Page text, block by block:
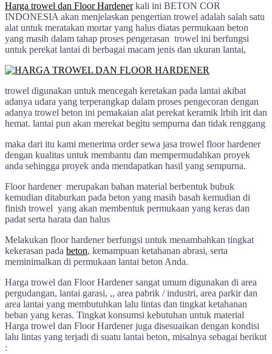
Harga trowel dan Floor Hardenerkali ini BETON COR
INDONESIA akan menjelaskan pengertian trowel adalah salah satu
alat untuk meratakan mortar yang halus diatas permukaan beton
yang masih dalam tahap proses pengerasan trowel ini berfungsi
untuk perekat lantai di berbagai macam jenis dan ukuran lantai,
trowel digunakan untuk mencegah keretakan pada lantai akibat
adanya udara yang terperangkap dalam proses pengecoran dengan
adanya trowel beton ini pemakaian alat perekat keramik lrbih irit dan
hemat. lantai pun akan merekat begitu sempurna dan tidak renggang
maka dari itu kami menerima order sewa jasa trowel floor hardener
dengan kualitas untuk membantu dan mempermudahkan proyek
anda sehingga proyek anda mendapatkan hasil yang sempurna.
Floor hardener merupakan bahan material berbentuk bubuk
kemudian ditaburkan pada beton yang masih basah kemudian di
finish trowel yang akan membentuk permukaan yang keras dan
padat serta harata dan halus
Melakukan floor hardener berfungsi untuk menambahkan tingkat
kekerasan pada beton, kemampuan ketahanan abrasi, serta
meminimalkan di permukaan lantai beton Anda.
Harga trowel dan Floor Hardener sangat umum digunakan di area
pergudangan, lantai garasi, ,, area pabrik / industri, area parkir dan
area lantai yang membutuhkan lalu lintas dan tingkat ketahanan
beban yang keras. Tingkat konsumsi kebutuhan untuk material
Harga trowel dan Floor Hardener juga disesuaikan dengan kondisi
lalu lintas yang terjadi di suatu lantai beton, misalnya sebagai berikut
: